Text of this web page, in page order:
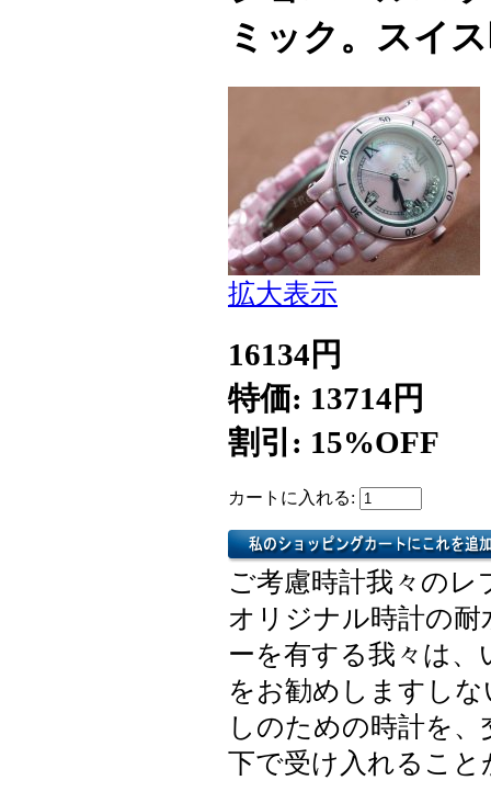
ミック。スイ
拡大表示
16134円
特価: 13714円
割引: 15%OFF
カートに入れる:
ご考慮時計我々の
オリジナル時計の
ーを有する我々は
をお勧めしますし
しのための時計を
下で受け入れるこ